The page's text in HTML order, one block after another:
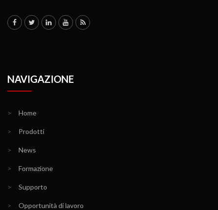
NAVIGAZIONE
> Home
> Prodotti
> News
> Formazione
> Supporto
> Opportunità di lavoro